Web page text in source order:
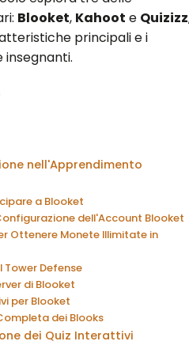
Blooket, Kahoot e Quizizz
principali e i
nell'Apprendimento
a Blooket
dell'Account Blooket
Ottenere Monete Illimitate in
Tower Defense
di Blooket
per Blooket
dei Blooks
dei Quiz Interattivi